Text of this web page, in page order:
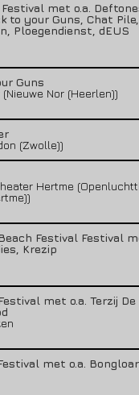
met o.a.
to your Guns, Chat Pile,
Ploegendienst, dEUS
Guns
(Nieuwe Nor (Heerlen))
(Zwolle))
Hertme
Festival Festival
Krezip
met o.a. Terzij De
met o.a.